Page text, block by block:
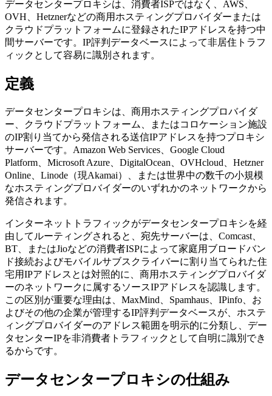
データセンタープロキシは、消費者ISPではなく、AWS、
OVH、Hetznerなどの商用ホスティングプロバイダーまたは
クラウドプラットフォームに登録されたIPアドレスを持つ中
間サーバーです。IP評判データベースによって非居住トラフ
ィックとして容易に識別されます。
定義
データセンタープロキシは、商用ホスティングプロバイダ
ー、クラウドプラットフォーム、またはコロケーション施設
のIP割り当てから発信される送信IPアドレスを持つプロキシ
サーバーです。Amazon Web Services、Google Cloud
Platform、Microsoft Azure、DigitalOcean、OVHcloud、Hetzner
Online、Linode（現Akamai）、または世界中の数千の小規模
なホスティングプロバイダーのいずれかのネットワークから
発信されます。
インターネットトラフィックがデータセンタープロキシを経
由してルーティングされると、宛先サーバーは、Comcast、
BT、またはJioなどの消費者ISPによって家庭用ブロードバン
ド接続およびモバイルサブスクライバーに割り当てられた住
宅用IPアドレスとは対照的に、商用ホスティングプロバイダ
ーのネットワークに属するソースIPアドレスを認識します。
この区別が重要な理由は、MaxMind、Spamhaus、IPinfo、お
よびその他の企業が管理するIP評判データベースが、ホステ
ィングプロバイダーのアドレス範囲を明示的に分類し、デー
タセンターIPを非消費者トラフィックとして自明に識別でき
るからです。
データセンタープロキシの仕組み